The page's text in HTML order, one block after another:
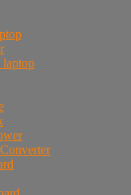
laptop